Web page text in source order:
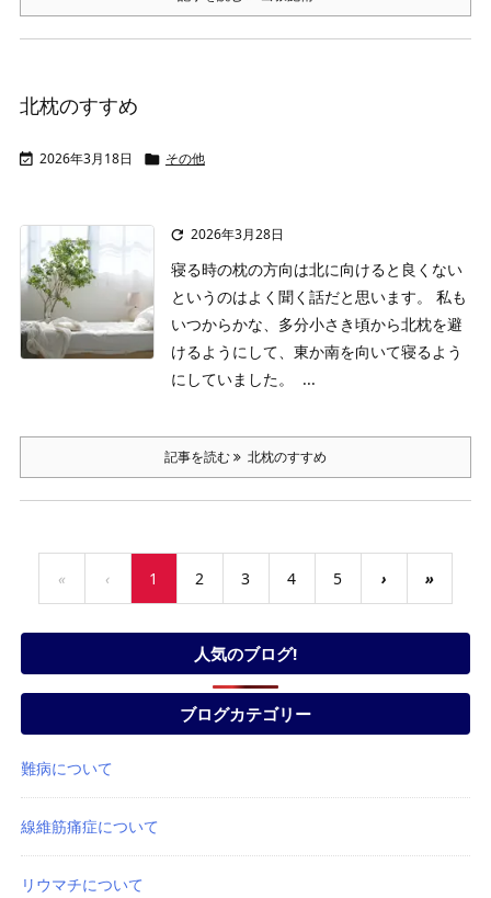
北枕のすすめ
 2026年3月18日  その他
 2026年3月28日
寝る時の枕の方向は北に向けると良くない
というのはよく聞く話だと思います。
私も
いつからかな、多分小さき頃から北枕を避
けるようにして、東か南を向いて寝るよう
にしていました。
...
記事を読む 北枕のすすめ
« ‹ 1 2 3 4 5 › »
人気のブログ!
ブログカテゴリー
難病について
線維筋痛症について
リウマチについて